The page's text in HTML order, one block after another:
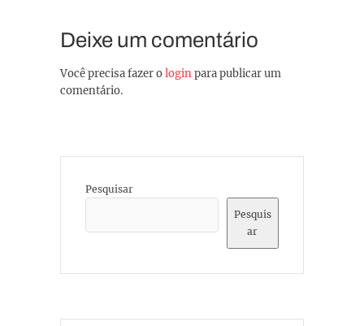
Deixe um comentário
Você precisa fazer ologinpara publicar um
comentário.
Pesquisar
Pesquis
ar